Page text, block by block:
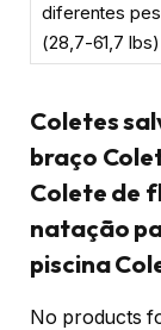
diferentes
(28,7-61,7 lbs)
Coletes
braço
Colete de
natação
piscina
No products